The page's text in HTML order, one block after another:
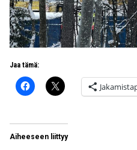
Jaa tämä:
Aiheeseen liittyy